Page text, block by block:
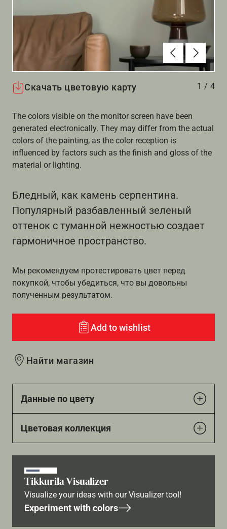
АлдыңғыВперёд
Скачать цветовую карту 1 / 4
The colors visible on the monitor screen have been
generated electronically. They may differ from the actual
colors of the painting, as the color reception is
influenced by factors such as the finish and gloss of the
material or lighting.
Бледный, как камень серпентина.
Популярный разбавленный зеленый
оттенок с туманной нежностью создает
гармоничное пространство.
Мы рекомендуем протестировать цвет перед
покупкой, чтобы убедиться, что вы довольны
полученным результатом.
Add to wishlist
Найти магазин
Данные по цвету
Цветовая коллекция
Tikkurila Visualizer
Visualize your ideas with our Visualizer tool!
Experiment with colors